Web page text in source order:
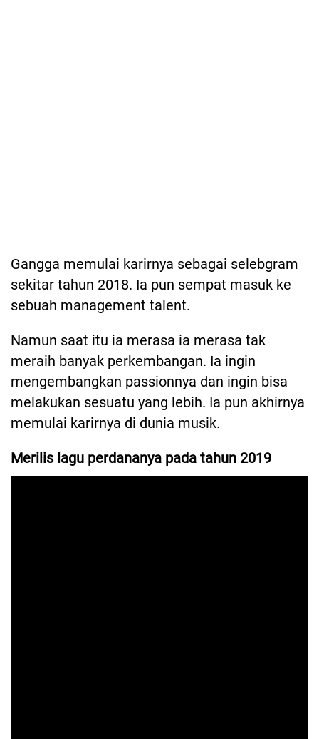
Gangga memulai karirnya sebagai selebgram
sekitar tahun 2018. Ia pun sempat masuk ke
sebuah management talent.
Namun saat itu ia merasa ia merasa tak
meraih banyak perkembangan. Ia ingin
mengembangkan passionnya dan ingin bisa
melakukan sesuatu yang lebih. Ia pun akhirnya
memulai karirnya di dunia musik.
Merilis lagu perdananya pada tahun 2019